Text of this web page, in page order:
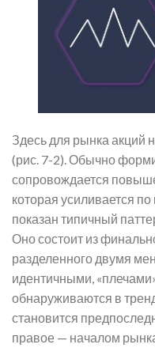
Здесь для рынка акций
(рис. 7-2). Обычно
сопровождается
которая усиливается
показан типичный
Оно состоит из
разделенного двумя
идентичными,
обнаруживаются в
становится
правое — началом